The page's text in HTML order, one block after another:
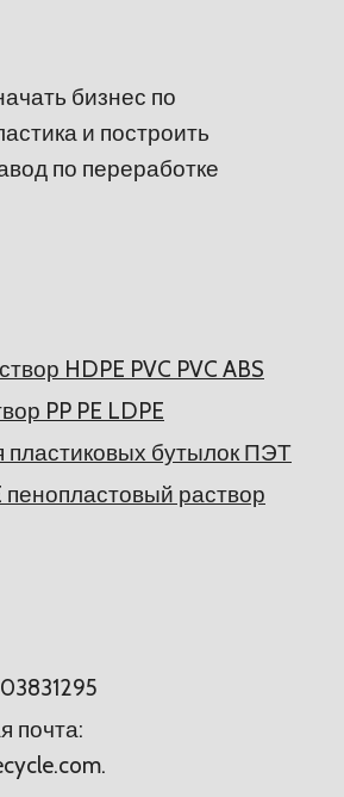
бизнес по
и построить
по переработке
HDPE PVC PVC ABS
PP PE LDPE
пластиковых бутылок ПЭТ
пенопластовый раствор
почта: